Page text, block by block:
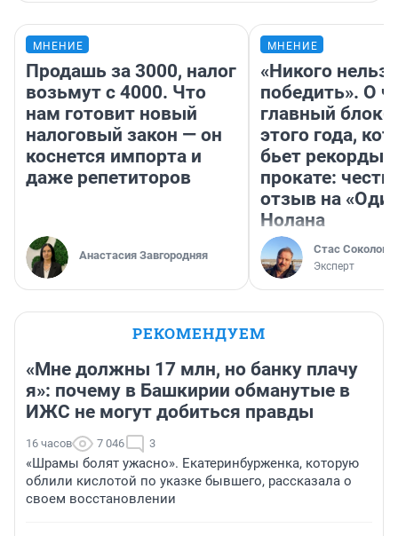
МНЕНИЕ
Продашь за 3000, налог
возьмут с 4000. Что
нам готовит новый
налоговый закон — он
коснется импорта и
даже репетиторов
Анастасия Завгородняя
МНЕНИЕ
«Никого нельзя
победить». О
главный
этого года,
бьет рекорды в
прокате:
отзыв на
Нолана
Стас Соколов
Эксперт
РЕКОМЕНДУЕМ
«Мне должны 17 млн, но банку плачу
я»: почему в Башкирии обманутые в
ИЖС не могут добиться правды
16 часов 7 046 3
«Шрамы болят ужасно». Екатеринбурженка, которую
облили кислотой по указке бывшего, рассказала о
своем восстановлении